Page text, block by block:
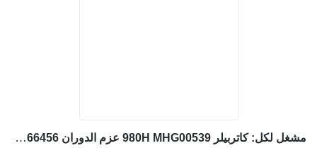
مشغل لكل: كاتربيلر 980H MHG00539 عزم الدوران 2566456 لـ جرافة ذات عجلات Caterpillar 980H MHG00539